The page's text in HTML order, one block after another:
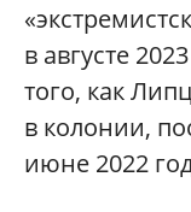
в августе
того, как
в колонии,
июне 2022